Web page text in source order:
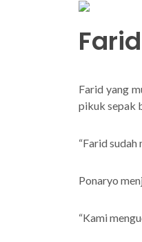
Farid yang
pikuk sepak
“Farid
Ponaryo
“Kami